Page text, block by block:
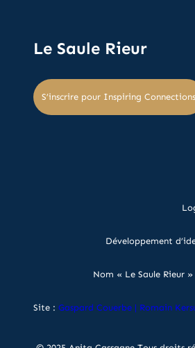
Le Saule Rieur
S’inscrire pour Inspiring Connections
Développement
Nom « Le Saule Rieur
Site : Gaspard Couerbe | Romain